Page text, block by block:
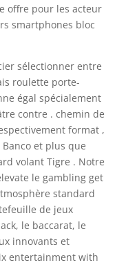
offre pour les acteur
smartphones bloc
sélectionner entre
roulette porte-
égal spécialement
contre . chemin de
format ,
et plus que
volant Tigre . Notre
le gambling get
standard
de jeux
le baccarat, le
innovants et
entertainment with